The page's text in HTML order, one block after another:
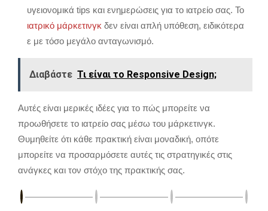
υγειονομικά tips και ενημερώσεις για το ιατρείο σας. Το
ιατρικό μάρκετινγκ δεν είναι απλή υπόθεση, ειδικότερα
ε με τόσο μεγάλο ανταγωνισμό.
Διαβάστε Τι είναι το Responsive Design;
Αυτές είναι μερικές ιδέες για το πώς μπορείτε να
προωθήσετε το ιατρείο σας μέσω του μάρκετινγκ.
Θυμηθείτε ότι κάθε πρακτική είναι μοναδική, οπότε
μπορείτε να προσαρμόσετε αυτές τις στρατηγικές στις
ανάγκες και τον στόχο της πρακτικής σας.